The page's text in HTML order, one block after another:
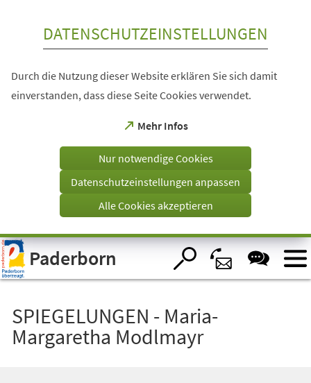
Visuelle
Assistenzsoftware
öffnen.
DATENSCHUTZEINSTELLUNGEN
Durch die Nutzung dieser Website erklären Sie sich damit
einverstanden, dass diese Seite Cookies verwendet.
Mehr Infos
(Öffnet
einem
Tab)
Nur notwendige Cookies
Datenschutzeinstellungen anpassen
Alle Cookies akzeptieren
Paderborn
SPIEGELUNGEN - Maria-
Margaretha Modlmayr